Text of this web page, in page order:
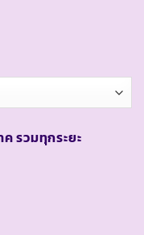
รวมทุกระยะ